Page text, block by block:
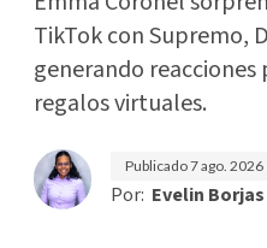
TikTok con Supremo,
generando reacciones
regalos virtuales.
Publicado7 ago. 2026
Por: Evelin Borjas